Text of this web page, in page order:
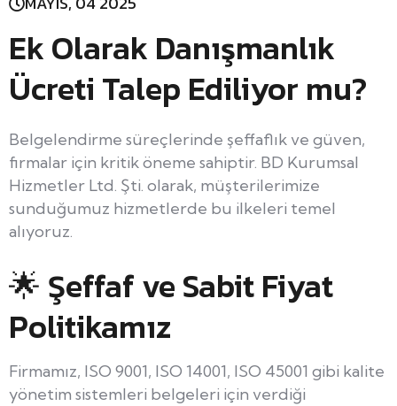
Ek Olarak Danışmanlık
Ücreti Talep Ediliyor mu?
Belgelendirme süreçlerinde şeffaflık ve güven,
firmalar için kritik öneme sahiptir. BD Kurumsal
Hizmetler Ltd. Şti. olarak, müşterilerimize
sunduğumuz hizmetlerde bu ilkeleri temel
alıyoruz.
🌟 Şeffaf ve Sabit Fiyat
Politikamız
Firmamız, ISO 9001, ISO 14001, ISO 45001 gibi kalite
yönetim sistemleri belgeleri için verdiği